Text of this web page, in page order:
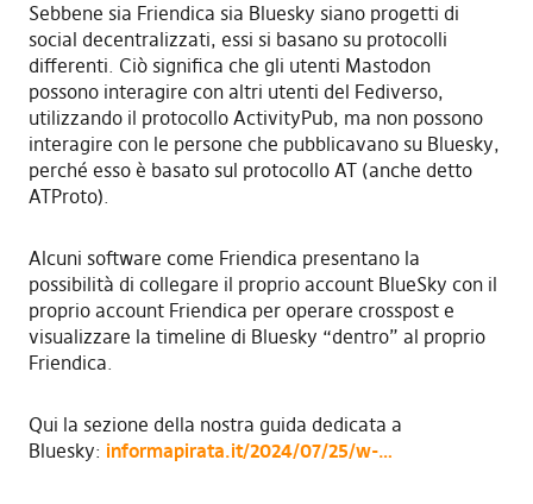
Sebbene sia Friendica sia Bluesky siano progetti di
social decentralizzati, essi si basano su protocolli
differenti. Ciò significa che gli utenti Mastodon
possono interagire con altri utenti del Fediverso,
utilizzando il protocollo ActivityPub, ma non possono
interagire con le persone che pubblicavano su Bluesky,
perché esso è basato sul protocollo AT (anche detto
ATProto).
Alcuni software come Friendica presentano la
possibilità di collegare il proprio account BlueSky con il
proprio account Friendica per operare crosspost e
visualizzare la timeline di Bluesky “dentro” al proprio
Friendica.
Qui la sezione della nostra guida dedicata a
Bluesky: informapirata.it/2024/07/25/w-…